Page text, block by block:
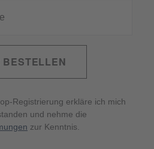
BESTELLEN
Registrierung erkläre ich mich
und nehme die
zur Kenntnis.